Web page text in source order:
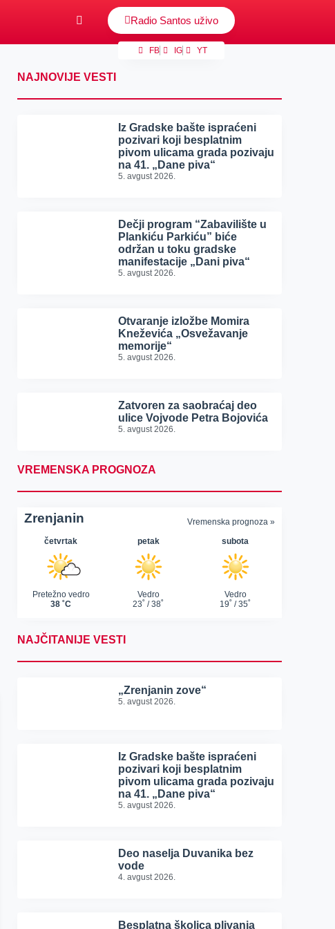
Radio Santos uživo
FB IG YT
NAJNOVIJE VESTI
Iz Gradske bašte ispraćeni
pozivari koji besplatnim
pivom ulicama grada pozivaju
na 41. „Dane piva“
5. avgust 2026.
Dečji program “Zabavilište u
Plankiću Parkiću” biće
održan u toku gradske
manifestacije „Dani piva“
5. avgust 2026.
Otvaranje izložbe Momira
Kneževića „Osvežavanje
memorije“
5. avgust 2026.
Zatvoren za saobraćaj deo
ulice Vojvode Petra Bojovića
5. avgust 2026.
VREMENSKA PROGNOZA
NAJČITANIJE VESTI
„Zrenjanin zove“
5. avgust 2026.
Iz Gradske bašte ispraćeni
pozivari koji besplatnim
pivom ulicama grada pozivaju
na 41. „Dane piva“
5. avgust 2026.
Deo naselja Duvanika bez
vode
4. avgust 2026.
Besplatna školica plivanja